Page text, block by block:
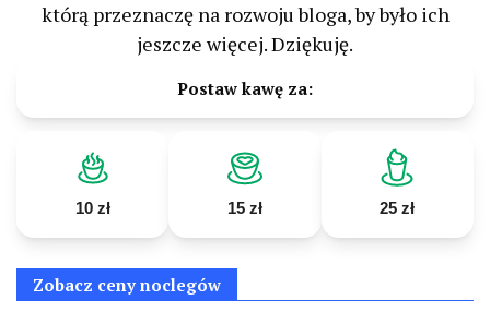
którą przeznaczę na rozwoju bloga, by było ich
jeszcze więcej. Dziękuję.
Postaw kawę za:
10 zł 15 zł 25 zł
Zobacz ceny noclegów